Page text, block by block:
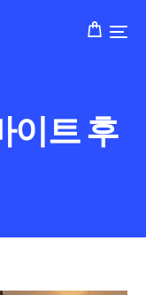
이트 후